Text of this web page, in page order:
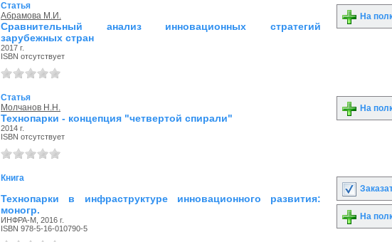
Статья
Абрамова М.И.
Сравнительный анализ инновационных стратегий
зарубежных стран
2017 г.
ISBN отсутствует
На
Статья
Молчанов Н.Н.
Технопарки - концепция "четвертой спирали"
2014 г.
ISBN отсутствует
На
Книга
Технопарки в инфраструктуре инновационного развития:
моногр.
ИНФРА-М, 2016 г.
ISBN 978-5-16-010790-5
На